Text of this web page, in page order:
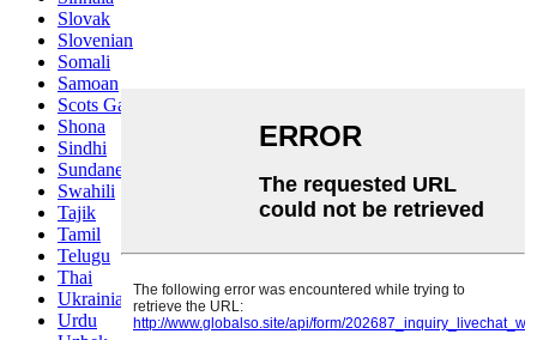
Slovak
Slovenian
Somali
Samoan
Scots Gaelic
Shona
Sindhi
Sundanese
Swahili
Tajik
Tamil
Telugu
Thai
Ukrainian
Urdu